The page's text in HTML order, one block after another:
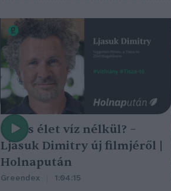
Nincs élet víz nélkül? –
Ljasuk Dimitry új filmjéről |
Holnapután
Greendex 1:04:15